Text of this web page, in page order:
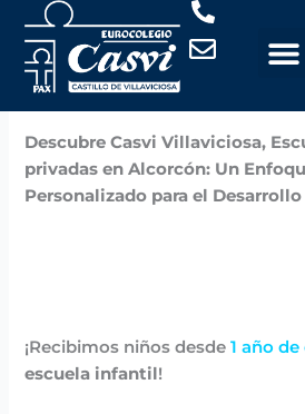
contenido
Por
Casvi/noviembre 6, 2024
Descubre Casvi Villaviciosa,
privadas en Alcorcón: Un
Personalizado para el
¡Recibimos niños desde1 año de
escuela infantil!